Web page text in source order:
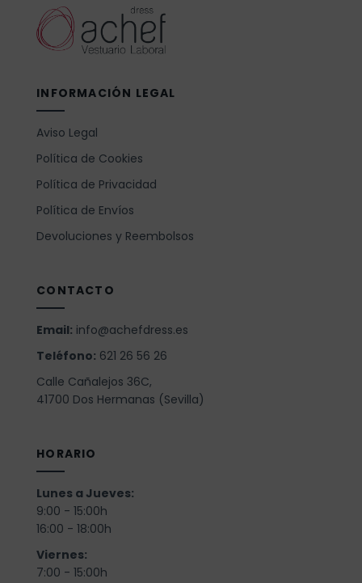
INFORMACIÓN LEGAL
Aviso Legal
Política de Cookies
Política de Privacidad
Política de Envíos
Devoluciones y Reembolsos
CONTACTO
Email: info@achefdress.es
Teléfono: 621 26 56 26
Calle Cañalejos 36C,
41700 Dos Hermanas (Sevilla)
HORARIO
Lunes a Jueves:
9:00 - 15:00h
16:00 - 18:00h
Viernes:
7:00 - 15:00h